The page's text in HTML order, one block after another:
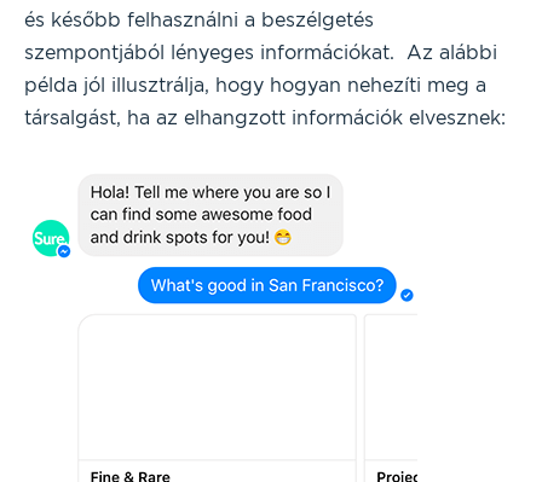
és később felhasználni a beszélgetés
szempontjából lényeges információkat. Az alábbi
példa jól illusztrálja, hogy hogyan nehezíti meg a
társalgást, ha az elhangzott információk elvesznek: